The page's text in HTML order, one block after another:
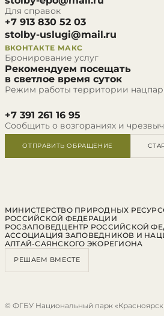
Для справок
+7 913 830 52 03
stolby-uslugi@mail.ru
ВКОНТАКТЕ МАКС
Бронирование услуг
Рекомендуем посещать
в светлое время суток
Режим работы территории
+7 391 261 16 95
Сообщить о возгораниях и
ОТПРАВИТЬ ОБРАЩЕНИЕ
МИНИСТЕРСТВО ПРИРОДНЫХ
РОССИЙСКОЙ ФЕДЕРАЦИИ
РОСЗАПОВЕДЦЕНТР РОССИЙСКОЙ
АССОЦИАЦИЯ ЗАПОВЕДНИКОВ И
АЛТАЙ-САЯНСКОГО ЭКОРЕГИОНА
РЕШАЕМ ВМЕСТЕ
© ФГБУ Национальный парк